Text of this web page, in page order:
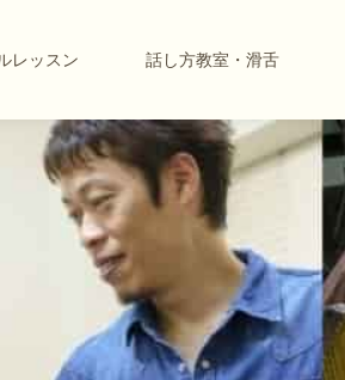
レッスン 話し方教室・滑舌